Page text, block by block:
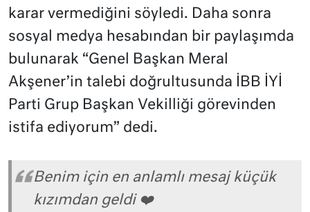
karar vermediğini söyledi. Daha sonra
sosyal medya hesabından bir paylaşımda
bulunarak “Genel Başkan Meral
Akşener’in talebi doğrultusunda İBB İYİ
Parti Grup Başkan Vekilliği görevinden
istifa ediyorum” dedi.
Benim için en anlamlı mesaj küçük
kızımdan geldi ❤️